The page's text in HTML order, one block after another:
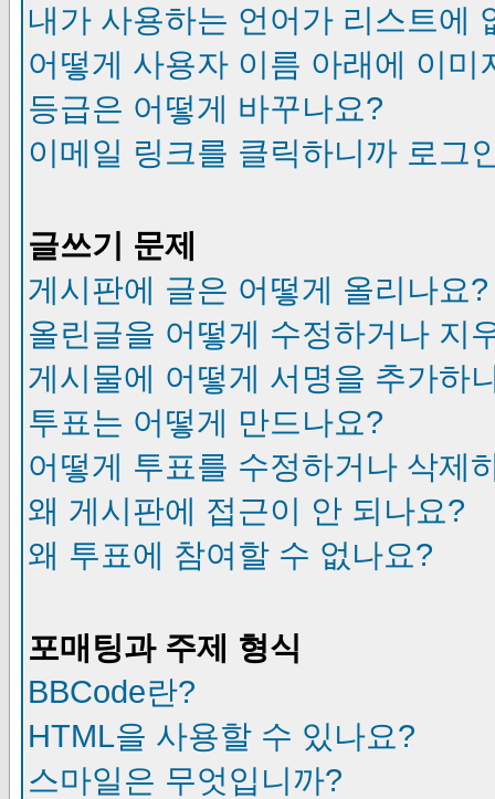
내가 사용하는 언어가 리스트에
어떻게 사용자 이름 아래에 이미
등급은 어떻게 바꾸나요?
이메일 링크를 클릭하니까 로그
글쓰기 문제
게시판에 글은 어떻게 올리나요?
올린글을 어떻게 수정하거나 지
게시물에 어떻게 서명을 추가하
투표는 어떻게 만드나요?
어떻게 투표를 수정하거나 삭제
왜 게시판에 접근이 안 되나요?
왜 투표에 참여할 수 없나요?
포매팅과 주제 형식
BBCode란?
HTML을 사용할 수 있나요?
스마일은 무엇입니까?